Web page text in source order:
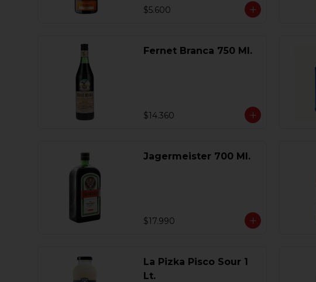
$5.600
Fernet Branca 750 Ml.
$14.360
Jagermeister 700 Ml.
$17.990
La Pizka Pisco Sour 1
Lt.